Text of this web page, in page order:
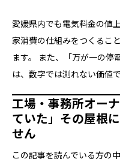
愛媛県内でも電気料金の値
家消費の仕組みをつくるこ
ます。 また、「万が一の停
は、数字では測れない価値
工場・事務所オー
ていた」その屋根
せん
この記事を読んでいる方の中